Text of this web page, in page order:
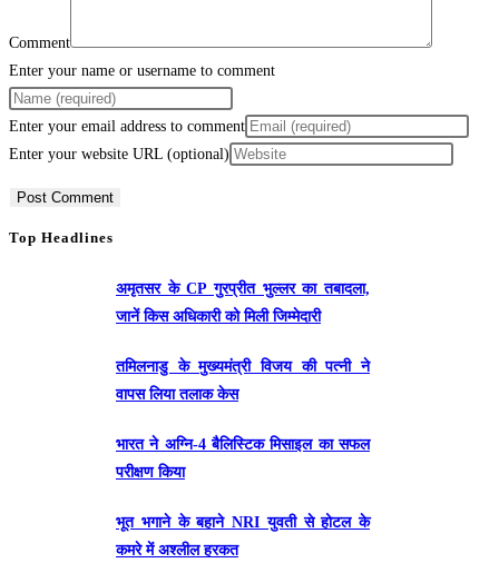
Comment
Enter your name or username to comment
Enter your email address to comment
Enter your website URL (optional)
Top Headlines
अमृतसर के CP गुरप्रीत भुल्लर का तबादला,
जानें किस अधिकारी को मिली जिम्मेदारी
तमिलनाडु के मुख्यमंत्री विजय की पत्नी ने
वापस लिया तलाक केस
भारत ने अग्नि-4 बैलिस्टिक मिसाइल का सफल
परीक्षण किया
भूत भगाने के बहाने NRI युवती से होटल के
कमरे में अश्लील हरकत